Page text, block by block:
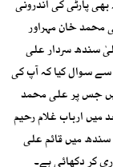
پارٹی کی اندرونی
محمد خان مہراور
سندھ سردار علی
سوال کیا کہ آپ کی
ہیں جس پر علی محمد
میں ارباب غلام رحیم
سندھ میں قائم علی